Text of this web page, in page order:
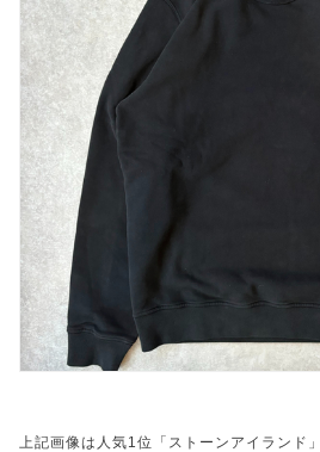
上記画像は人気1位「ストーンアイランド